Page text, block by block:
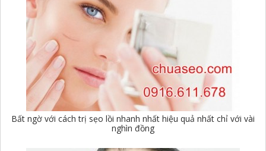
Bất ngờ với cách trị sẹo lồi nhanh nhất hiệu quả nhất chỉ với vài
nghìn đồng